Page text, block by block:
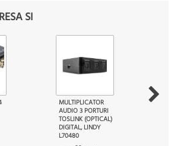
SI
MULTIPLICATOR
AUDIO 3 PORTURI
TOSLINK (OPTICAL)
DIGITAL, LINDY
L70480